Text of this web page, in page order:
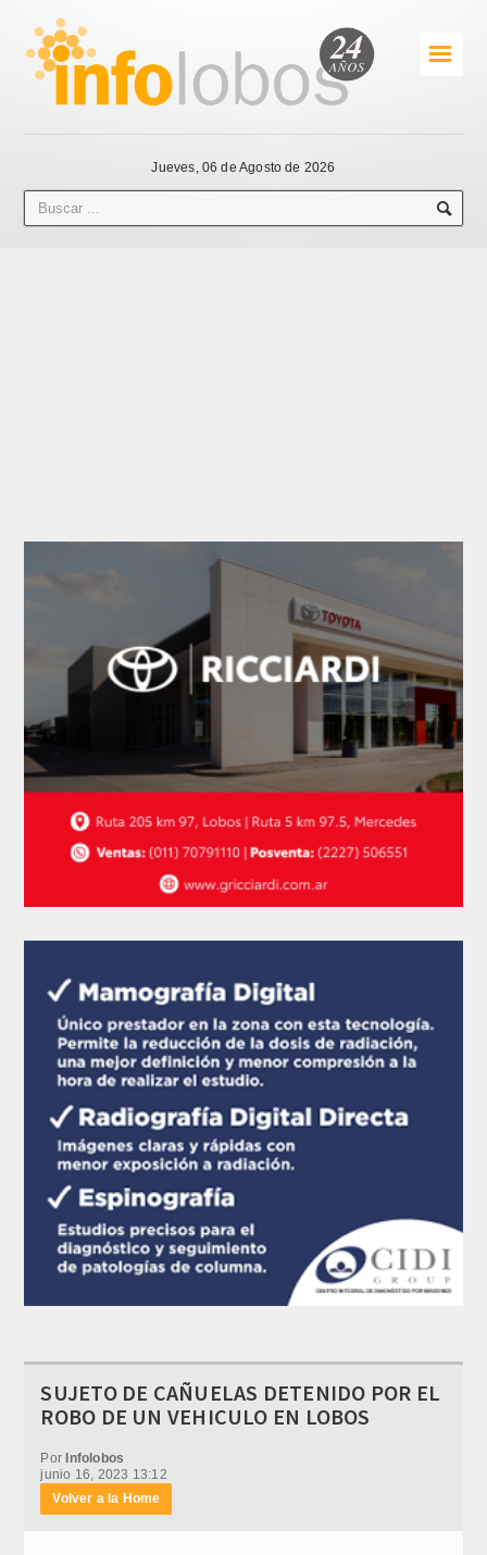
☰
Jueves, 06 de Agosto de 2026
SUJETO DE CAÑUELAS DETENIDO POR EL
ROBO DE UN VEHICULO EN LOBOS
PorInfolobos
junio 16, 2023 13:12
Volver a la Home